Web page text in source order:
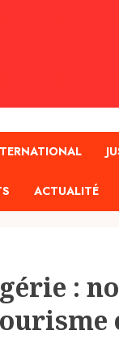
ACTUALITÉ
: